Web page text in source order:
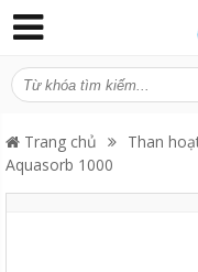
Trang chủ
Than
Aquasorb 1000